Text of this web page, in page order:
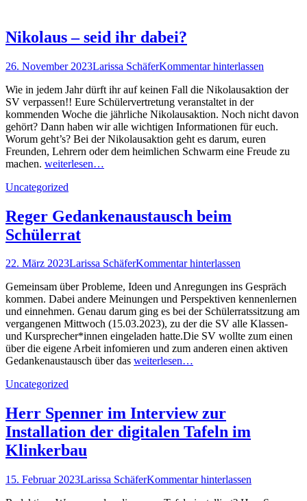
Nikolaus – seid ihr dabei?
Posted
26. November 2023Autor
Larissa SchäferKommentar hinterlassen
Wie in jedem Jahr dürft ihr auf keinen Fall die Nikolausaktion der
SV verpassen!! Eure Schülervertretung veranstaltet in der
kommenden Woche die jährliche Nikolausaktion. Noch nicht davon
gehört? Dann haben wir alle wichtigen Informationen für euch.
Worum geht’s? Bei der Nikolausaktion geht es darum, euren
Freunden, Lehrern oder dem heimlichen Schwarm eine Freude zu
machen. weiterlesen…
Kategorien
Uncategorized
Reger Gedankenaustausch beim
Schülerrat
Posted
22. März 2023Autor
Larissa SchäferKommentar hinterlassen
Gemeinsam über Probleme, Ideen und Anregungen ins Gespräch
kommen. Dabei andere Meinungen und Perspektiven kennenlernen
und einnehmen. Genau darum ging es bei der Schülerratssitzung am
vergangenen Mittwoch (15.03.2023), zu der die SV alle Klassen-
und Kursprecher*innen eingeladen hatte.Die SV wollte zum einen
über die eigene Arbeit infomieren und zum anderen einen aktiven
Gedankenaustausch über das weiterlesen…
Kategorien
Uncategorized
Herr Spenner im Interview zur
Installation der digitalen Tafeln im
Klinkerbau
Posted
15. Februar 2023Autor
Larissa SchäferKommentar hinterlassen